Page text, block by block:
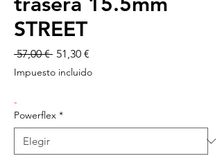
STREET
57,00 € Precio
51,30 €
oferta
Impuesto incluido
-
Powerflex *